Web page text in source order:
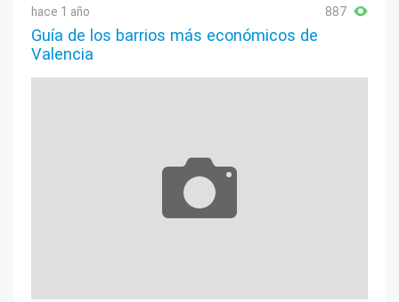
hace 1 año 887
Guía de los barrios más económicos de
Valencia